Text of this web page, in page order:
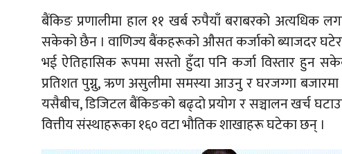
बैंकिङ प्रणालीमा हाल ११ खर्ब रुपैयाँ बराबरको अत्यधिक
सकेको छैन । वाणिज्य बैंकहरूको औसत कर्जाको ब्याजदर
भई ऐतिहासिक रूपमा सस्तो हुँदा पनि कर्जा विस्तार
प्रतिशत पुग्नु, ऋण असुलीमा समस्या आउनु र घरजग्गा
यसैबीच, डिजिटल बैंकिङको बढ्दो प्रयोग र सञ्चालन खर्च
वित्तीय संस्थाहरूका १६० वटा भौतिक शाखाहरू घटेका छन् ।